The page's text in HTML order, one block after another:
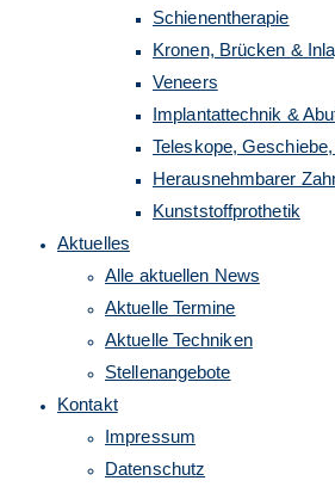
Schienentherapie
Kronen, Brücken &
Veneers
Implantattechnik &
Teleskope,
Herausnehmbarer
Kunststoffprothetik
Aktuelles
Alle aktuellen News
Aktuelle Termine
Aktuelle Techniken
Stellenangebote
Kontakt
Impressum
Datenschutz